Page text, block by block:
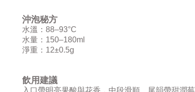
沖泡秘方
水溫：88–93°C
水量：150–180ml
淨重：12±0.5g
飲用建議